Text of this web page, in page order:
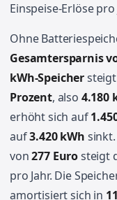
Einspeise-Erlöse pro
Ohne
Gesamtersparnis
kWh-Speicher
Prozent, also 4.180
erhöht sich auf
auf3.420 kWh
von277 Eurosteigt
pro Jahr. Die
amortisiert sich in